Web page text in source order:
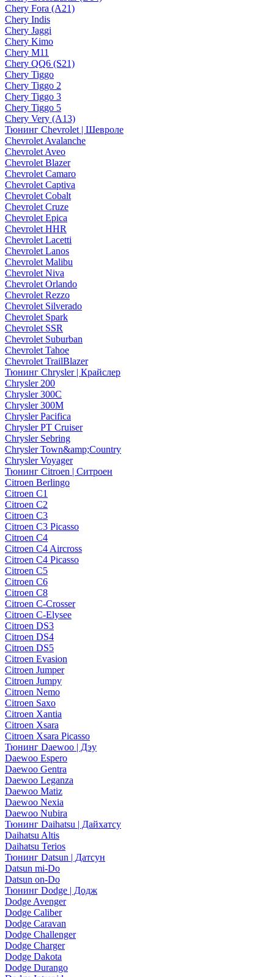
Chery Fora (A21)
Chery Indis
Chery Jaggi
Chery Kimo
Chery M11
Chery QQ6 (S21)
Chery Tiggo
Chery Tiggo 2
Chery Tiggo 3
Chery Tiggo 5
Chery Very (A13)
Тюнинг Chevrolet | Шевроле
Chevrolet Avalanche
Chevrolet Aveo
Chevrolet Blazer
Chevrolet Camaro
Chevrolet Captiva
Chevrolet Cobalt
Chevrolet Cruze
Chevrolet Epica
Chevrolet HHR
Chevrolet Lacetti
Chevrolet Lanos
Chevrolet Malibu
Chevrolet Niva
Chevrolet Orlando
Chevrolet Rezzo
Chevrolet Silverado
Chevrolet Spark
Chevrolet SSR
Chevrolet Suburban
Chevrolet Tahoe
Chevrolet TrailBlazer
Тюнинг Chrysler | Крайслер
Chrysler 200
Chrysler 300C
Chrysler 300M
Chrysler Pacifica
Chrysler PT Cruiser
Chrysler Sebring
Chrysler Town&amp;Country
Chrysler Voyager
Тюнинг Citroen | Ситроен
Citroen Berlingo
Citroen C1
Citroen C2
Citroen C3
Citroen C3 Picasso
Citroen C4
Citroen C4 Aircross
Citroen C4 Picasso
Citroen C5
Citroen C6
Citroen C8
Citroen C-Crosser
Citroen C-Elysee
Citroen DS3
Citroen DS4
Citroen DS5
Citroen Evasion
Citroen Jumper
Citroen Jumpy
Citroen Nemo
Citroen Saxo
Citroen Xantia
Citroen Xsara
Citroen Xsara Picasso
Тюнинг Daewoo | Дэу
Daewoo Espero
Daewoo Gentra
Daewoo Leganza
Daewoo Matiz
Daewoo Nexia
Daewoo Nubira
Тюнинг Daihatsu | Дайхатсу
Daihatsu Altis
Daihatsu Terios
Тюнинг Datsun | Датсун
Datsun mi-Do
Datsun on-Do
Тюнинг Dodge | Додж
Dodge Avenger
Dodge Caliber
Dodge Caravan
Dodge Challenger
Dodge Charger
Dodge Dakota
Dodge Durango